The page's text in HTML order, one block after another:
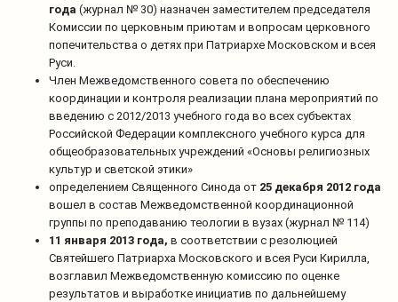
года (журнал № 30) назначен заместителем председателя
Комиссии по церковным приютам и вопросам церковного
попечительства о детях при Патриархе Московском и всея
Руси.
Член Межведомственного совета по обеспечению
координации и контроля реализации плана мероприятий по
введению с 2012/2013 учебного года во всех субъектах
Российской Федерации комплексного учебного курса для
общеобразовательных учреждений «Основы религиозных
культур и светской этики»
определением Священного Синода от 25 декабря 2012 года
вошел в состав Межведомственной координационной
группы по преподаванию теологии в вузах (журнал № 114)
11 января 2013 года, в соответствии с резолюцией
Святейшего Патриарха Московского и всея Руси Кирилла,
возглавил Межведомственную комиссию по оценке
результатов и выработке инициатив по дальнейшему